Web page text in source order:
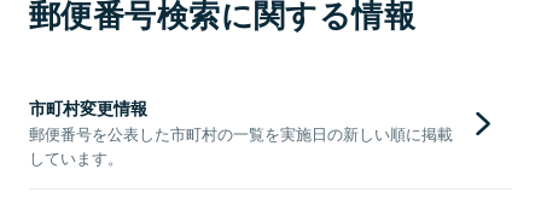
郵便番号検索に関する情報
市町村変更情報
郵便番号を公表した市町村の一覧を実施日の新しい順に掲載
しています。